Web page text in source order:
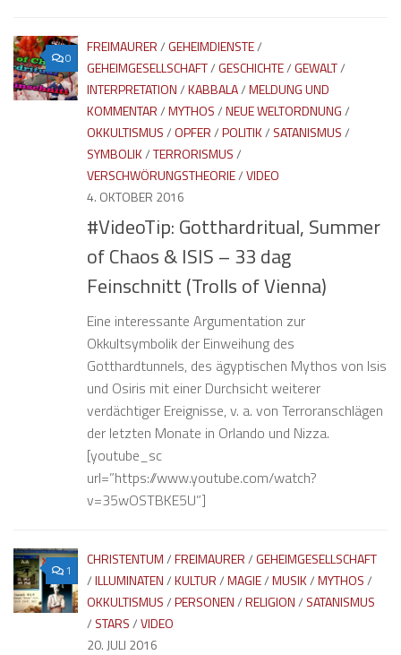
0
FREIMAURER/GEHEIMDIENSTE/
GEHEIMGESELLSCHAFT/GESCHICHTE/GEWALT/
INTERPRETATION/KABBALA/MELDUNG UND
KOMMENTAR/MYTHOS/NEUE WELTORDNUNG/
OKKULTISMUS/OPFER/POLITIK/ SATANISMUS/
SYMBOLIK/TERRORISMUS/
VERSCHWÖRUNGSTHEORIE/VIDEO
4. OKTOBER 2016
#VideoTip: Gotthardritual, Summer
of Chaos & ISIS – 33 dag
Feinschnitt (Trolls of Vienna)
Eine interessante Argumentation zur
Okkultsymbolik der Einweihung des
Gotthardtunnels, des ägyptischen Mythos von Isis
und Osiris mit einer Durchsicht weiterer
verdächtiger Ereignisse, v. a. von Terroranschlägen
der letzten Monate in Orlando und Nizza.
[youtube_sc
url=”https://www.youtube.com/watch?
v=35wOSTBKE5U”]
1
CHRISTENTUM/FREIMAURER/GEHEIMGESELLSCHAFT
/ILLUMINATEN/KULTUR/MAGIE/MUSIK/MYTHOS/
OKKULTISMUS/PERSONEN/RELIGION/ SATANISMUS
/ STARS/VIDEO
20. JULI 2016